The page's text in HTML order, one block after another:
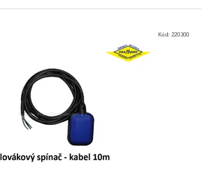
Kód: 220300